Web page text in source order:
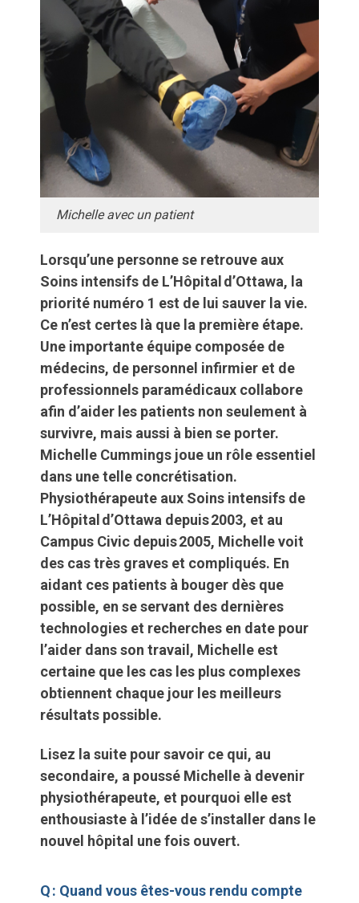
Michelle avec un patient
Lorsqu’une personne se retrouve aux
Soins intensifs de L’Hôpital d’Ottawa, la
priorité numéro 1 est de lui sauver la vie.
Ce n’est certes là que la première étape.
Une importante équipe composée de
médecins, de personnel infirmier et de
professionnels paramédicaux collabore
afin d’aider les patients non seulement à
survivre, mais aussi à bien se porter.
Michelle Cummings joue un rôle essentiel
dans une telle concrétisation.
Physiothérapeute aux Soins intensifs de
L’Hôpital d’Ottawa depuis 2003, et au
Campus Civic depuis 2005, Michelle voit
des cas très graves et compliqués. En
aidant ces patients à bouger dès que
possible, en se servant des dernières
technologies et recherches en date pour
l’aider dans son travail, Michelle est
certaine que les cas les plus complexes
obtiennent chaque jour les meilleurs
résultats possible.
Lisez la suite pour savoir ce qui, au
secondaire, a poussé Michelle à devenir
physiothérapeute, et pourquoi elle est
enthousiaste à l’idée de s’installer dans le
nouvel hôpital une fois ouvert.
Q : Quand vous êtes-vous rendu compte